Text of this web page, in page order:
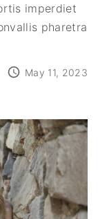
imperdiet
pharetra
May 11, 2023